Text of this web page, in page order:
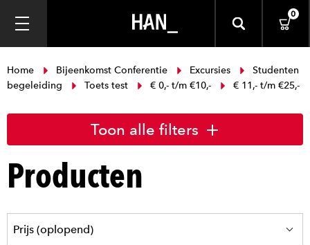
0
Home Bijeenkomst Conferentie Excursies
Studenten
begeleiding
Toets test € 0,- t/m €10,- € 11,- t/m €25,-
Toon alle filters
Producten